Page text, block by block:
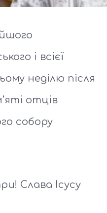
і всієї
неділю після
отців
собору
Слава Ісусу